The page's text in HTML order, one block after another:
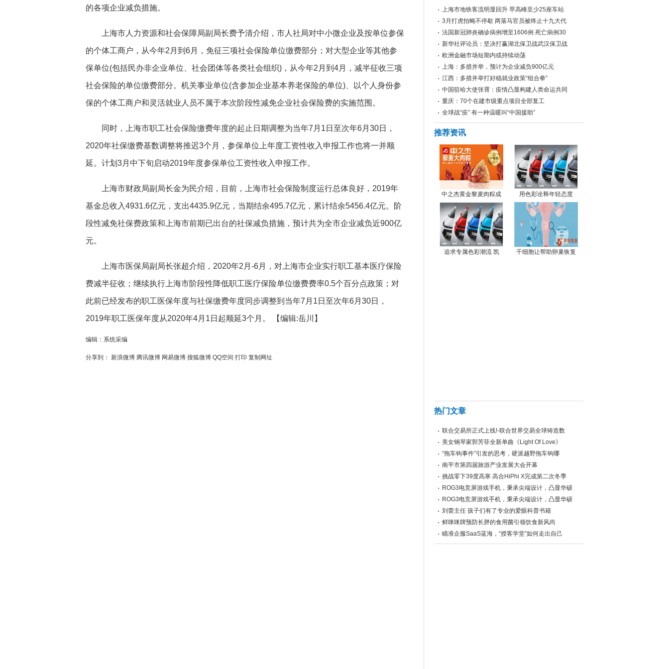
的各项企业减负措施。
上海市人力资源和社会保障局副局长费予清介绍，市人社局对中小微企业及按单位参保
的个体工商户，从今年2月到6月，免征三项社会保险单位缴费部分；对大型企业等其他参
保单位(包括民办非企业单位、社会团体等各类社会组织)，从今年2月到4月，减半征收三项
社会保险的单位缴费部分。机关事业单位(含参加企业基本养老保险的单位)、以个人身份参
保的个体工商户和灵活就业人员不属于本次阶段性减免企业社会保险费的实施范围。
同时，上海市职工社会保险缴费年度的起止日期调整为当年7月1日至次年6月30日，
2020年社保缴费基数调整将推迟3个月，参保单位上年度工资性收入申报工作也将一并顺
延。计划3月中下旬启动2019年度参保单位工资性收入申报工作。
上海市财政局副局长金为民介绍，目前，上海市社会保险制度运行总体良好，2019年
基金总收入4931.6亿元，支出4435.9亿元，当期结余495.7亿元，累计结余5456.4亿元。阶
段性减免社保费政策和上海市前期已出台的社保减负措施，预计共为全市企业减负近900亿
元。
上海市医保局副局长张超介绍，2020年2月-6月，对上海市企业实行职工基本医疗保险
费减半征收；继续执行上海市阶段性降低职工医疗保险单位缴费费率0.5个百分点政策；对
此前已经发布的职工医保年度与社保缴费年度同步调整到当年7月1日至次年6月30日，
2019年职工医保年度从2020年4月1日起顺延3个月。 【编辑:岳川】
编辑：系统采编
分享到： 新浪微博 腾讯微博 网易微博 搜狐微博 QQ空间 打印 复制网址
上海市地铁客流明显回升 早高峰至少25座车站
3月打虎拍蝇不停歇 两落马官员被终止十九大代
法国新冠肺炎确诊病例增至1606例 死亡病例30
新华社评论员：坚决打赢湖北保卫战武汉保卫战
欧洲金融市场短期内或持续动荡
上海：多措并举，预计为企业减负900亿元
江西：多措并举打好稳就业政策“组合拳”
中国驻哈大使张霄：疫情凸显构建人类命运共同
重庆：70个在建市级重点项目全部复工
全球战“疫” 有一种温暖叫“中国援助”
推荐资讯
中之杰黄金黎麦肉粽成 用色彩诠释年轻态度
追求专属色彩潮流 凯 干细胞让帮助卵巢恢复
热门文章
联合交易所正式上线!-联合世界交易全球铸造数
美女钢琴家郭芳菲全新单曲《Light Of Love》
“拖车钩事件”引发的思考，硬派越野拖车钩哪
南平市第四届旅游产业发展大会开幕
挑战零下39度高寒 高合HiPhi X完成第二次冬季
ROG3电竞屏游戏手机，秉承尖端设计，凸显华硕
ROG3电竞屏游戏手机，秉承尖端设计，凸显华硕
刘蕾主任 孩子们有了专业的爱眼科普书籍
鲜咪咪牌预防长胖的食用菌引领饮食新风尚
瞄准企服SaaS蓝海，“授客学堂”如何走出自己